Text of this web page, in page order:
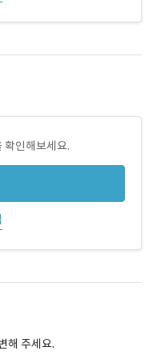
확인해보세요.
해 주세요.